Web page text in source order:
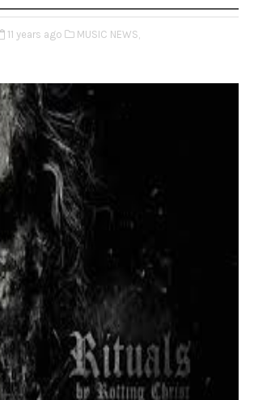
11 years ago MUSIC NEWS,